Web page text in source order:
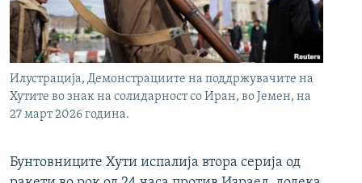
Илустрација, Демонстрациите на поддржувачите на
Хутите во знак на солидарност со Иран, во Јемен, на
27 март 2026 година.
Бунтовниците Хути испалија втора серија од